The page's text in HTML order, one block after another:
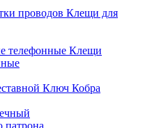
Клещи для
Клещи
Ключ Кобра
патрона